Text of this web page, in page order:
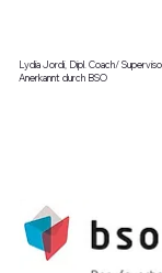
Lydia Jordi, Dipl. Coach/
Anerkannt durch BSO